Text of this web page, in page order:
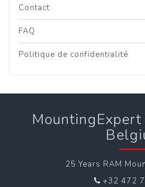
Contact
FAQ
Politique de confidentialité
25 Years RAM
+32 472